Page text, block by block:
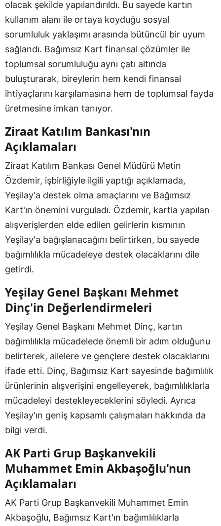
olacak şekilde yapılandırıldı. Bu sayede kartın
kullanım alanı ile ortaya koyduğu sosyal
sorumluluk yaklaşımı arasında bütüncül bir uyum
sağlandı. Bağımsız Kart finansal çözümler ile
toplumsal sorumluluğu aynı çatı altında
buluşturarak, bireylerin hem kendi finansal
ihtiyaçlarını karşılamasına hem de toplumsal fayda
üretmesine imkan tanıyor.
Ziraat Katılım Bankası'nın
Açıklamaları
Ziraat Katılım Bankası Genel Müdürü Metin
Özdemir, işbirliğiyle ilgili yaptığı açıklamada,
Yeşilay'a destek olma amaçlarını ve Bağımsız
Kart'ın önemini vurguladı. Özdemir, kartla yapılan
alışverişlerden elde edilen gelirlerin kısmının
Yeşilay'a bağışlanacağını belirtirken, bu sayede
bağımlılıkla mücadeleye destek olacaklarını dile
getirdi.
Yeşilay Genel Başkanı Mehmet
Dinç'in Değerlendirmeleri
Yeşilay Genel Başkanı Mehmet Dinç, kartın
bağımlılıkla mücadelede önemli bir adım olduğunu
belirterek, ailelere ve gençlere destek olacaklarını
ifade etti. Dinç, Bağımsız Kart sayesinde bağımlılık
ürünlerinin alışverişini engelleyerek, bağımlılıklarla
mücadeleyi destekleyeceklerini söyledi. Ayrıca
Yeşilay'ın geniş kapsamlı çalışmaları hakkında da
bilgi verdi.
AK Parti Grup Başkanvekili
Muhammet Emin Akbaşoğlu'nun
Açıklamaları
AK Parti Grup Başkanvekili Muhammet Emin
Akbaşoğlu, Bağımsız Kart'ın bağımlılıklarla